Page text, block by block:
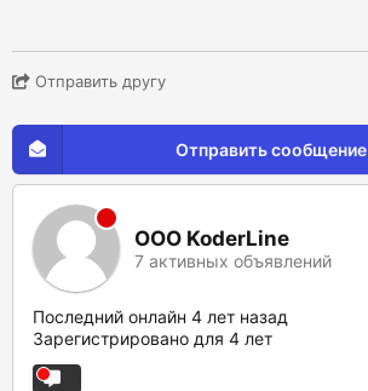
Отправить другу
Отправить сообщение
ООО KoderLine
7 активных объявлений
Последний онлайн 4 лет назад
Зарегистрировано для 4 лет